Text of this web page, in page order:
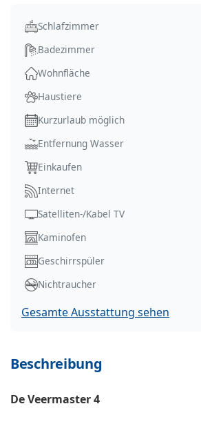
Schlafzimmer
Badezimmer
Wohnfläche
Haustiere
Kurzurlaub möglich
Entfernung Wasser
Einkaufen
Internet
Satelliten-/Kabel TV
Kaminofen
Geschirrspüler
Nichtraucher
Gesamte Ausstattung sehen
Beschreibung
De Veermaster 4